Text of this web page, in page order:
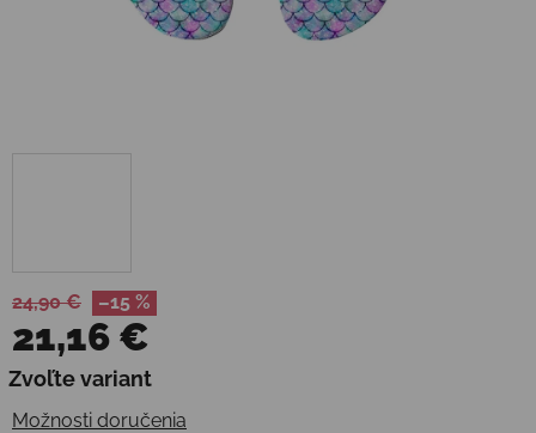
24,90 € –15 %
21,16 €
Jednotková cena:
Zvoľte variant
Možnosti doručenia